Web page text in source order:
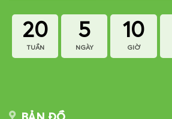
20
TUẦN
5
NGÀY
10
GIỜ